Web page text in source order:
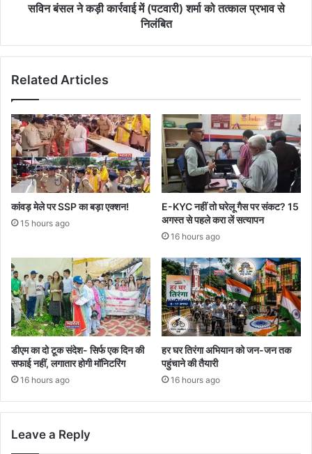
सविन बंसल ने कड़ी कार्रवाई में (पटवारी) शर्मा को तत्काल प्रभाव से
निलंबित
Related Articles
कांवड़ मेले पर SSP का बड़ा एक्शन!
15 hours ago
E-KYC नहीं तो घरेलू गैस पर संकट? 15
अगस्त से पहले करा लें सत्यापन
16 hours ago
डीएम का दो टूक संदेश- सिर्फ एक दिन की
सफाई नहीं, लगातार होगी मॉनिटरिंग
16 hours ago
हर घर तिरंगा अभियान को जन-जन तक
पहुंचाने की तैयारी
16 hours ago
Leave a Reply